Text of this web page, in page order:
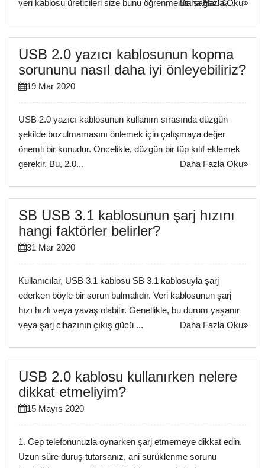
veri kablosu üreticileri size bunu öğrenmenizi sağlar. &...
Daha Fazla Oku
USB 2.0 yazıcı kablosunun kopma
sorununu nasıl daha iyi önleyebiliriz?
19 Mar 2020
USB 2.0 yazıcı kablosunun kullanım sırasında düzgün
şekilde bozulmamasını önlemek için çalışmaya değer
önemli bir konudur. Öncelikle, düzgün bir tüp kılıf eklemek
gerekir. Bu, 2.0...
Daha Fazla Oku
SB USB 3.1 kablosunun şarj hızını
hangi faktörler belirler?
31 Mar 2020
Kullanıcılar, USB 3.1 kablosu SB 3.1 kablosuyla şarj
ederken böyle bir sorun bulmalıdır. Veri kablosunun şarj
hızı hızlı veya yavaş olabilir. Genellikle, bu durum yaşanır
veya şarj cihazının çıkış gücü ...
Daha Fazla Oku
USB 2.0 kablosu kullanırken nelere
dikkat etmeliyim?
15 Mayıs 2020
1. Cep telefonunuzla oynarken şarj etmemeye dikkat edin.
Uzun süre duruş tutarsanız, ani sürüklenme sorunu